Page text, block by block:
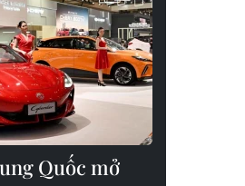
Quốc mở